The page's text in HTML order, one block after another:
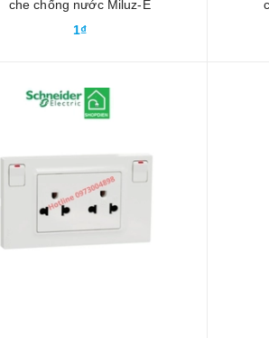
che chống nước Miluz-E
1₫